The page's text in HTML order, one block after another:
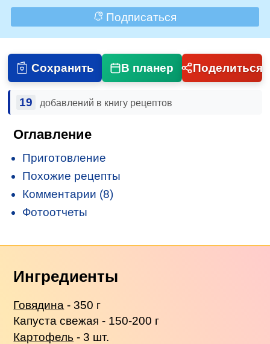
Подписаться
Сохранить В планер Поделиться
19 добавлений в книгу рецептов
Оглавление
Приготовление
Похожие рецепты
Комментарии (8)
Фотоотчеты
Ингредиенты
Говядина - 350 г
Капуста свежая - 150-200 г
Картофель - 3 шт.